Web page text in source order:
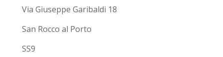
Via Giuseppe Garibaldi 18
San Rocco al Porto
SS9